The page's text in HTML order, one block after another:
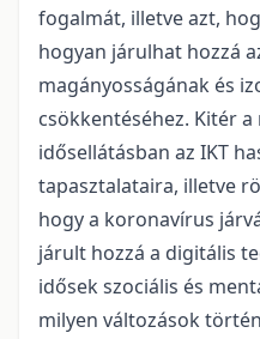
fogalmát, illetve azt,
hogyan járulhat hozzá
magányosságának és
csökkentéséhez. Kitér
idősellátásban az IKT
tapasztalataira, illetve
hogy a koronavírus
járult hozzá a digitális
idősek szociális és
milyen változások